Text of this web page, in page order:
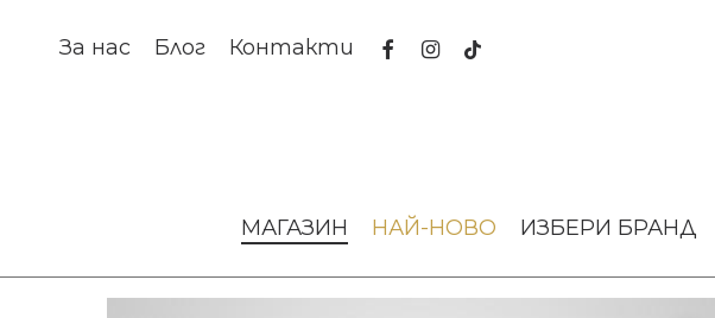
За нас Блог Контакти facebookinstagram
tiktok
МАГАЗИН НАЙ-НОВО ИЗБЕРИ БРАНД